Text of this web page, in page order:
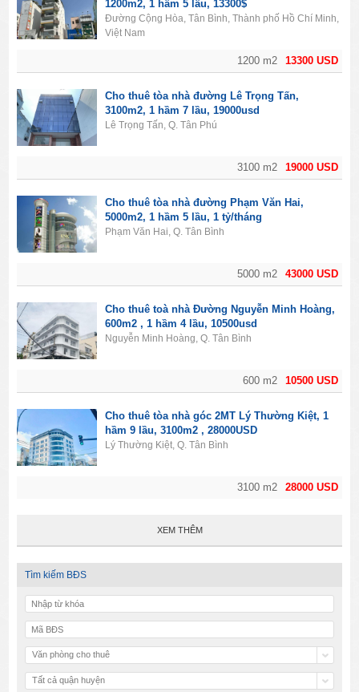
13300 USD
1200 m2
1200m2, 1 hầm 5 lầu, 13300$
Đường Cộng Hòa, Tân Bình, Thành phố Hồ Chí Minh,
Việt Nam
19000 USD
3100 m2
Cho thuê tòa nhà đường Lê Trọng Tấn,
3100m2, 1 hầm 7 lầu, 19000usd
Lê Trọng Tấn, Q. Tân Phú
43000 USD
5000 m2
Cho thuê tòa nhà đường Phạm Văn Hai,
5000m2, 1 hầm 5 lầu, 1 tỷ/tháng
Phạm Văn Hai, Q. Tân Bình
10500 USD
600 m2
Cho thuê toà nhà Đường Nguyễn Minh Hoàng,
600m2 , 1 hầm 4 lầu, 10500usd
Nguyễn Minh Hoàng, Q. Tân Bình
28000 USD
3100 m2
Cho thuê tòa nhà góc 2MT Lý Thường Kiệt, 1
hầm 9 lầu, 3100m2 , 28000USD
Lý Thường Kiệt, Q. Tân Bình
XEM THÊM
Tìm kiếm BĐS
Văn phòng cho thuê
Tất cả quận huyện